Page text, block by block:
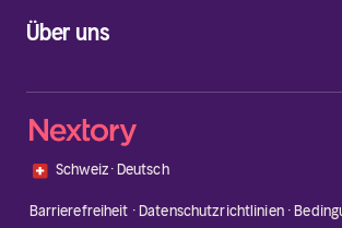
Über uns
🇨🇭 Schweiz·Deutsch
Barrierefreiheit ·Datenschutzrichtlinien·